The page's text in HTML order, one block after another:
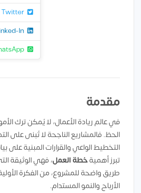
Twitter
In
مقدمة
في عالم ريادة الأعمال، لا يُمكن ترك
الحظ. فالمشاريع الناجحة لا تُبنى على
التخطيط الواعي والقرارات المبنية على
تبرز أهميةخطة العمل، فهي الوثيقة
طريق واضحة للمشروع، من الفكرة
الأرباح والنمو المستدام.